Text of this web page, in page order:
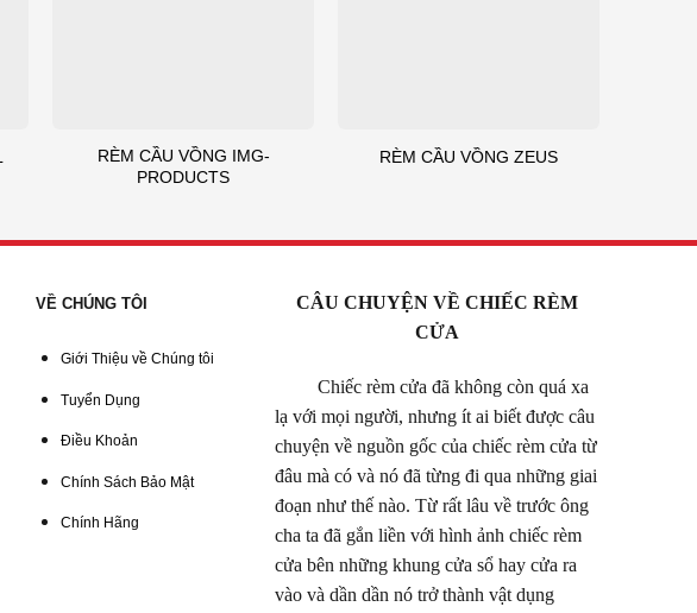
RÈM CẦU VỒNG IMG-
PRODUCTS
RÈM CẦU VỒNG ZEUS
VỀ CHÚNG TÔI
Giới Thiệu về Chúng tôi
Tuyển Dụng
Điều Khoản
Chính Sách Bảo Mật
Chính Hãng
CÂU CHUYỆN VỀ CHIẾC RÈM
CỬA
Chiếc rèm cửa đã không còn quá xa
lạ với mọi người, nhưng ít ai biết được câu
chuyện về nguồn gốc của chiếc rèm cửa từ
đâu mà có và nó đã từng đi qua những giai
đoạn như thế nào. Từ rất lâu về trước ông
cha ta đã gắn liền với hình ảnh chiếc rèm
cửa bên những khung cửa sổ hay cửa ra
vào và dần dần nó trở thành vật dụng